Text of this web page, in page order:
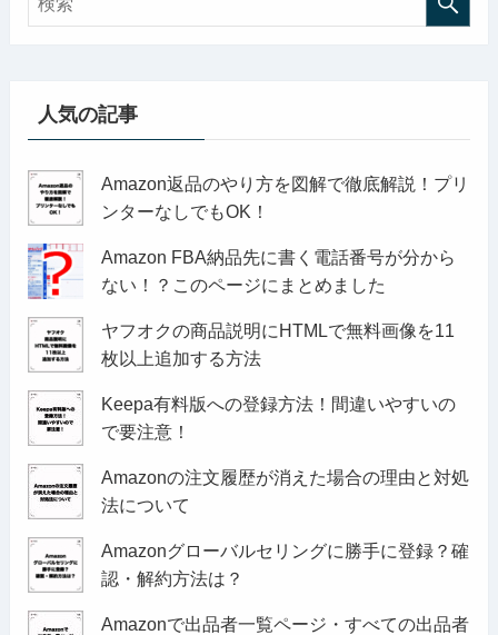
人気の記事
Amazon返品のやり方を図解で徹底解説！プリ
ンターなしでもOK！
Amazon FBA納品先に書く電話番号が分から
ない！？このページにまとめました
ヤフオクの商品説明にHTMLで無料画像を11
枚以上追加する方法
Keepa有料版への登録方法！間違いやすいの
で要注意！
Amazonの注文履歴が消えた場合の理由と対処
法について
Amazonグローバルセリングに勝手に登録？確
認・解約方法は？
Amazonで出品者一覧ページ・すべての出品者